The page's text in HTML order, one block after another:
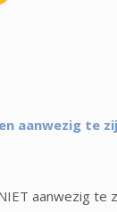
aanwezig te
aanwezig te